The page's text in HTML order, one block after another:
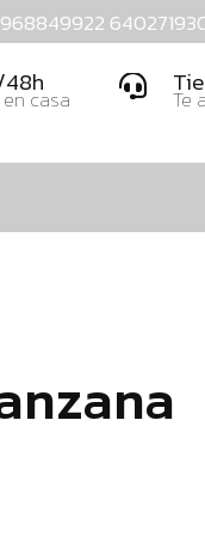
968849922
casa Te